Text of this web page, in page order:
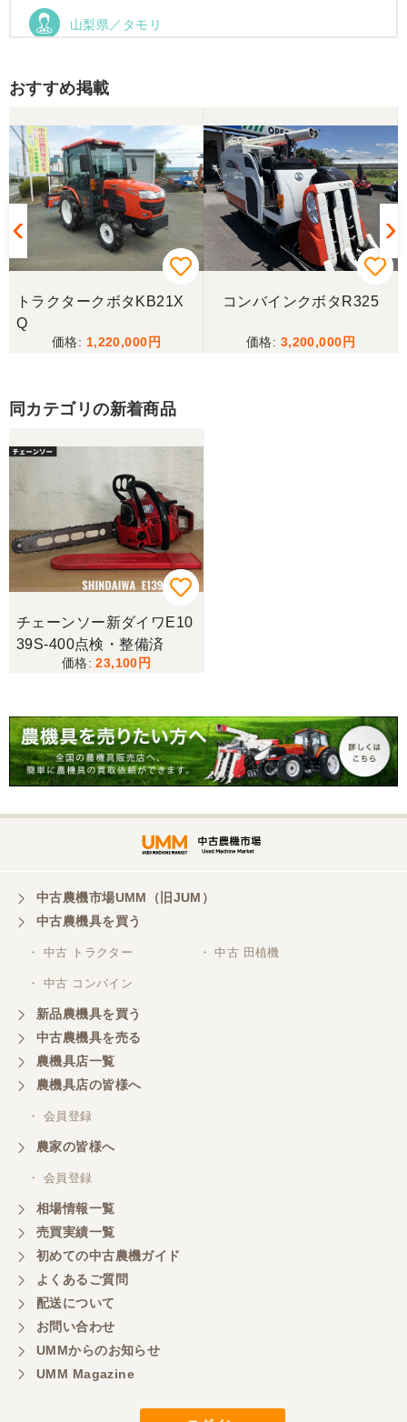
山梨県／タモリ
だきます。ありがとうございました。
山梨県／伊藤明久
引き取りに行くまでに 時間が掛かってしまって
待っていて頂き有り難うございました。
山梨県／樋野進悦
メールの返信がなかったので、残念ですが、こちら
からキャンセルのメールを送った。
うございました。
山梨県／じん
整備された中古のバインダーを探していて、金額も
だいたい予算内だったのですぐに決めました！ それ
から陸送が可能という所も大きな決め手で、良い買
い物が出来たと非常に満足しております。
山梨県／今井基史
この度は、迅速な対応ありがとうございました。た
だ、メールに記載の配達の受け取りについてタイム
ラグがあり少しとまどいましたので、星をひとつの
山梨県／
迅速丁寧にご対応くださいました。この度はありが
です。
山梨県／井上農場
このたびはお取引ありがとうございました。 梱包も
山梨県／
商談成立の連絡をいたいておりません。
山梨県／中川
このたびは、ありがとうございました。
山梨県／好ちゃん
大変いい商品で草刈り作業で活躍しています
おすすめ掲載
トラクタークボタKB21X
Q
1,220,000
コンバインクボタR325
3,200,000
同カテゴリの新着商品
チェーンソー新ダイワE10
39S-400点検・整備済
23,100
中古農機市場UMM（旧JUM）
中古農機具を買う
・ 中古 トラクター ・ 中古 田植機
・ 中古 コンバイン
新品農機具を買う
中古農機具を売る
農機具店一覧
農機具店の皆様へ
・ 会員登録
農家の皆様へ
・ 会員登録
相場情報一覧
売買実績一覧
初めての中古農機ガイド
よくあるご質問
配送について
お問い合わせ
UMMからのお知らせ
UMM Magazine